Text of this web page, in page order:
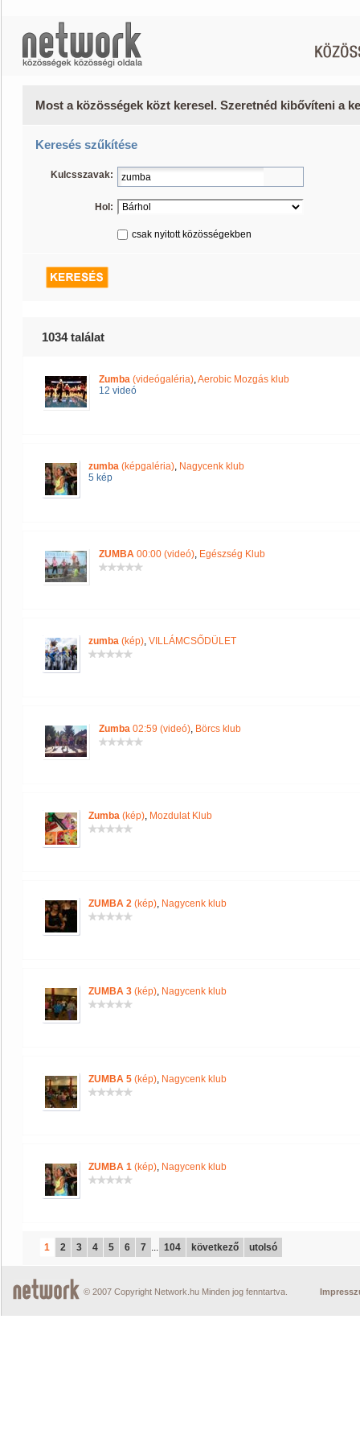
Most a közösségek közt keresel. Szeretnéd kibővíteni a
Keresés szűkítése
Kulcsszavak:
Hol:
csak nyitott közösségekben
1034 találat
Zumba (videógaléria),Aerobic Mozgás klub
12 videó
zumba (képgaléria), Nagycenk klub
5 kép
ZUMBA 00:00 (videó), Egészség Klub
zumba (kép), VILLÁMCSŐDÜLET
Zumba 02:59 (videó), Börcs klub
Zumba (kép), Mozdulat Klub
ZUMBA 2 (kép), Nagycenk klub
ZUMBA 3 (kép), Nagycenk klub
ZUMBA 5 (kép), Nagycenk klub
ZUMBA 1 (kép), Nagycenk klub
1 2 3 4 5 6 7 ... 104 következő utolsó
© 2007 Copyright Network.hu Minden jog fenntartva.